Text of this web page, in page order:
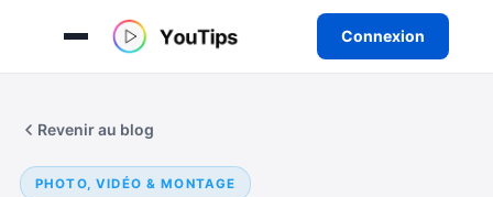
Connexion
Revenir au blog
PHOTO, VIDÉO & MONTAGE